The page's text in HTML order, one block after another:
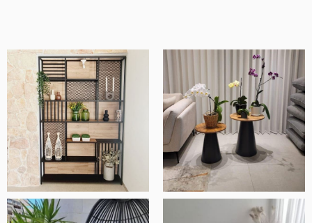
מוצרים איכותיים ומוקפדים, שירות ויחס מדהים
ובסך הכל חנות ברמה אחרת.
אלעד שלף